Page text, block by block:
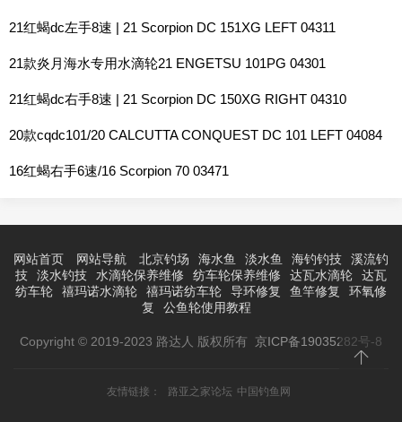
21红蝎dc左手8速 | 21 Scorpion DC 151XG LEFT 04311
21款炎月海水专用水滴轮21 ENGETSU 101PG 04301
21红蝎dc右手8速 | 21 Scorpion DC 150XG RIGHT 04310
20款cqdc101/20 CALCUTTA CONQUEST DC 101 LEFT 04084
16红蝎右手6速/16 Scorpion 70 03471
网站首页 网站导航 北京钓场 海水鱼 淡水鱼 海钓钓技
溪流钓
技
淡水钓技 水滴轮保养维修 纺车轮保养维修 达瓦水滴轮
达瓦
纺车轮
禧玛诺水滴轮 禧玛诺纺车轮 导环修复 鱼竿修复
环氧修
复
公鱼轮使用教程
Copyright © 2019-2023 路达人 版权所有 京ICP备19035282号-8
友情链接： 路亚之家论坛 中国钓鱼网